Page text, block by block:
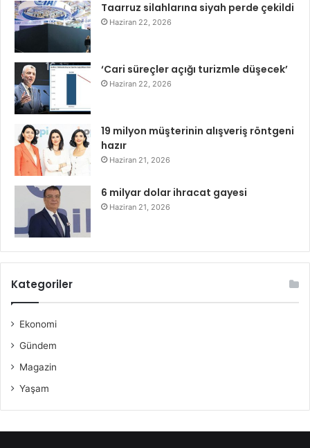
Taarruz silahlarına siyah perde çekildi
Haziran 22, 2026
‘Cari süreçler açığı turizmle düşecek’
Haziran 22, 2026
19 milyon müşterinin alışveriş röntgeni
hazır
Haziran 21, 2026
6 milyar dolar ihracat gayesi
Haziran 21, 2026
Kategoriler
Ekonomi
Gündem
Magazin
Yaşam